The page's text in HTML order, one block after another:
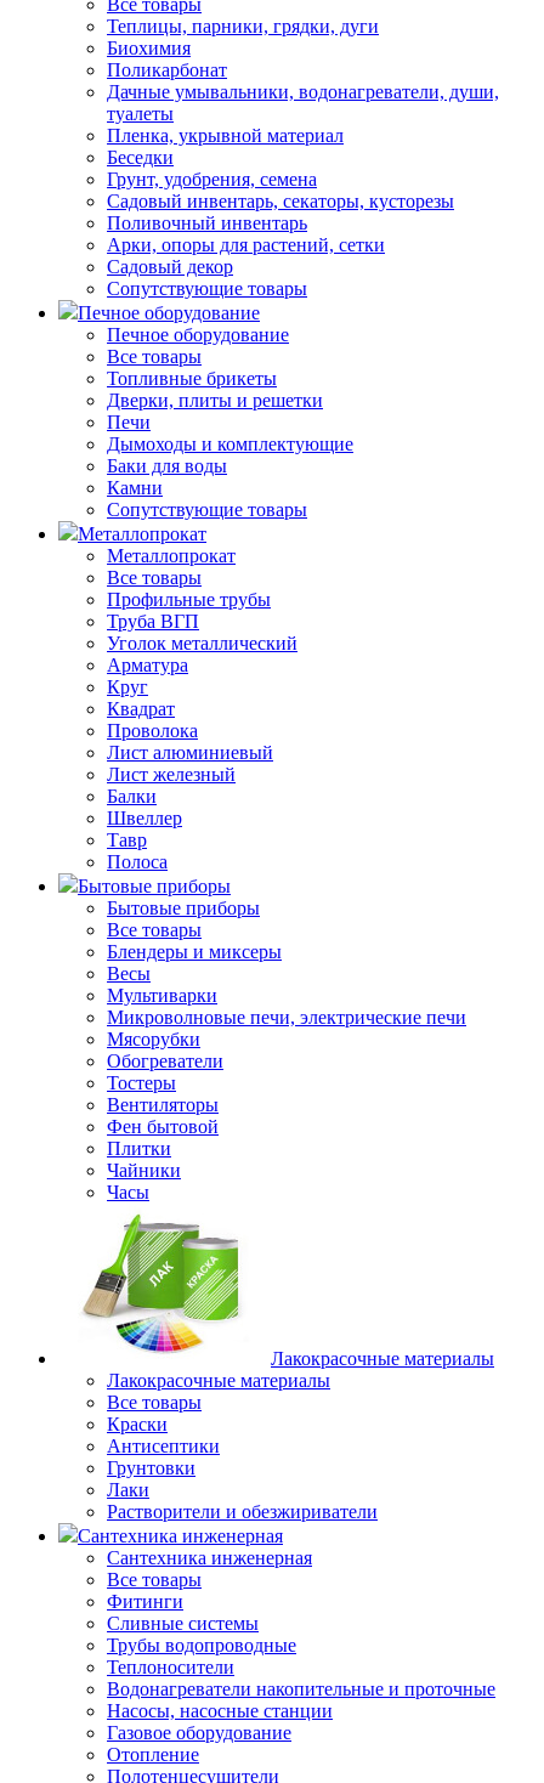
Все товары
Теплицы, парники, грядки, дуги
Биохимия
Поликарбонат
Дачные умывальники, водонагреватели, души,
туалеты
Пленка, укрывной материал
Беседки
Грунт, удобрения, семена
Садовый инвентарь, секаторы, кусторезы
Поливочный инвентарь
Арки, опоры для растений, сетки
Садовый декор
Сопутствующие товары
Печное оборудование
Печное оборудование
Все товары
Топливные брикеты
Дверки, плиты и решетки
Печи
Дымоходы и комплектующие
Баки для воды
Камни
Сопутствующие товары
Металлопрокат
Металлопрокат
Все товары
Профильные трубы
Труба ВГП
Уголок металлический
Арматура
Круг
Квадрат
Проволока
Лист алюминиевый
Лист железный
Балки
Швеллер
Тавр
Полоса
Бытовые приборы
Бытовые приборы
Все товары
Блендеры и миксеры
Весы
Мультиварки
Микроволновые печи, электрические печи
Мясорубки
Обогреватели
Тостеры
Вентиляторы
Фен бытовой
Плитки
Чайники
Часы
Лакокрасочные материалы
Лакокрасочные материалы
Все товары
Краски
Антисептики
Грунтовки
Лаки
Растворители и обезжириватели
Сантехника инженерная
Сантехника инженерная
Все товары
Фитинги
Сливные системы
Трубы водопроводные
Теплоносители
Водонагреватели накопительные и проточные
Насосы, насосные станции
Газовое оборудование
Отопление
Полотенцесушители